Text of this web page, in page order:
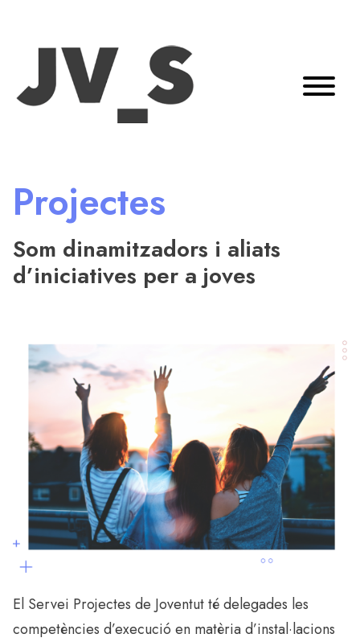
Projectes
Som dinamitzadors i aliats
d’iniciatives per a joves
El Servei Projectes de Joventut té delegades les
competències d’execució en matèria d’instal·lacions